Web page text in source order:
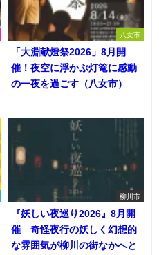
八女市
「大淵献燈祭2026」8月開
催！夜空に浮かぶ灯篭に感動
の一夜を過ごす（八女市）
柳川市
『妖しい夜巡り2026』8月開
催 奇怪夜行の妖しく幻想的
な雰囲気が柳川の街なかへと